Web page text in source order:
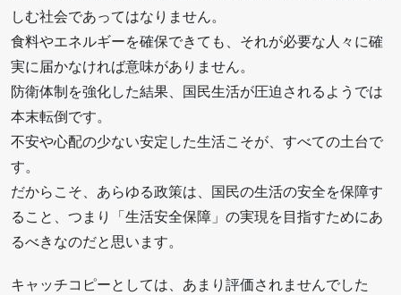
しむ社会であってはなりません。
食料やエネルギーを確保できても、それが必要な人々に確
実に届かなければ意味がありません。
防衛体制を強化した結果、国民生活が圧迫されるようでは
本末転倒です。
不安や心配の少ない安定した生活こそが、すべての土台で
す。
だからこそ、あらゆる政策は、国民の生活の安全を保障す
ること、つまり「生活安全保障」の実現を目指すためにあ
るべきなのだと思います。
キャッチコピーとしては、あまり評価されませんでした